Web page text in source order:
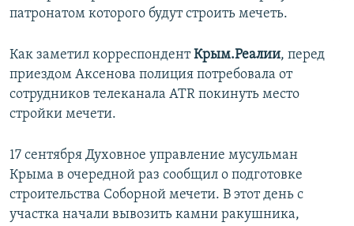
патронатом которого будут строить мечеть.
Как заметил корреспондентКрым.Реалии, перед
приездом Аксенова полиция потребовала от
сотрудников телеканала ATR покинуть место
стройки мечети.
17 сентября Духовное управление мусульман
Крыма в очередной раз сообщил о подготовке
строительства Соборной мечети. В этот день с
участка начали вывозить камни ракушника,